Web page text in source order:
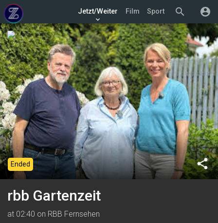
search account_circle
Jetzt/Weiter
keyboard_arrow_down
Film Sport
share
Ended
rbb Gartenzeit
at 02:40 on RBB Fernsehen